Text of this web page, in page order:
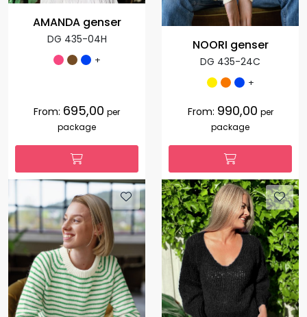
AMANDA genser
DG 435-04H
+
From: 695,00 per
package
NOORI genser
DG 435-24C
+
From: 990,00 per
package